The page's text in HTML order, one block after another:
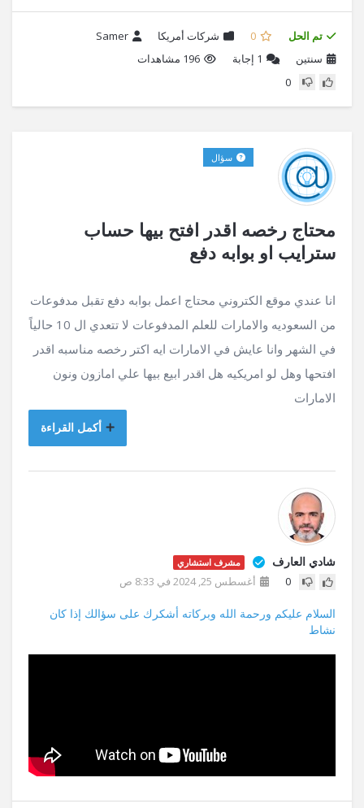
تم الحل 0 شركات أمريكا
Samer
سنتين
1 إجابة
196 مشاهدات
0
محتاج رخصه اقدر افتح بيها حساب
سترايب او بوابه دفع
سؤال
انا عندي موقع الكتروني محتاج اعمل بوابه دفع تقبل مدفوعات
من السعوديه والامارات للعلم المدفوعات لا تتعدي ال 10 حالياً
في الشهر وانا عايش في الامارات ايه اكتر رخصه مناسبه اقدر
افتحها وهل لو امريكيه هل اقدر ابيع بيها علي امازون ونون
الامارات
أكمل القراءة
شادي العارف مشرف استشاري
0 أغسطس 25, 2024 في 8:33 ص
السلام عليكم ورحمة الله وبركاته أشكرك على سؤالك إذا كان
نشاط